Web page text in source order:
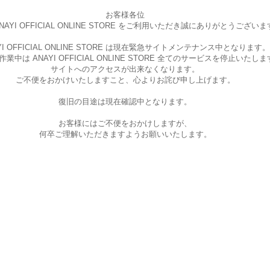
お客様各位
OFFICIAL ONLINE STORE をご利用いただき誠にありがとうございま
OFFICIAL ONLINE STORE は現在緊急サイトメンテナンス中となります。
業中は ANAYI OFFICIAL ONLINE STORE 全てのサービスを停止いたしま
サイトへのアクセスが出来なくなります。
ご不便をおかけいたしますこと、 心よりお詫び申し上げます。
復旧の目途は現在確認中となります。
お客様にはご不便をおかけしますが、
何卒ご理解いただきますようお願いいたします。